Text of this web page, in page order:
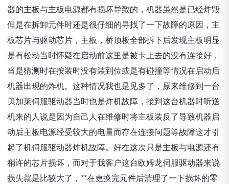
器的主板与主板电源都有损坏导致的，机器虽然是已经炸毁
但是在拆卸元件时还是很仔细的寻找了一下故障的原因，主
板芯片与驱动芯片，主板，桥顶板全部拆下后发现主板明显
是有松动当时怀疑在启动前这里是被卡上去的没有连接好，
当是猜测时在按装时没有装到位或是有碰撞等情况在启动后
机器出现的炸机。这种情况我也是见多了，原来维修到一台
贝加莱伺服驱动器当时也是炸机故障，接到这台机器时听送
机来的人说是因为自己人在维修时将主板装反了导致机器启
动后主板电源经受较大的电量而存在连接问题等故障这才引
起了机伺服驱动器炸机故障。好在这次只是主板与电源还有
稍许的芯片损坏，而对于我客户这台欧姆龙伺服驱动器来说
损失就是比较大了，**在更换完元件后清理了一下损坏的零